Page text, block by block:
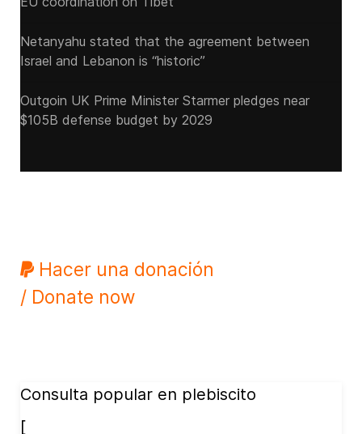
Netanyahu stated that the agreement between
Israel and Lebanon is “historic”
Outgoin UK Prime Minister Starmer pledges near
$105B defense budget by 2029
Hacer una donación
/ Donate now
Consulta popular en plebiscito
[